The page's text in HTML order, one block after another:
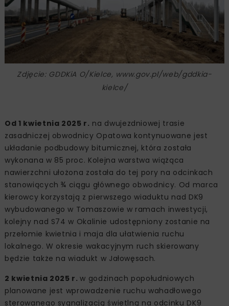
Zdjęcie: GDDKiA O/Kielce, www.gov.pl/web/gddkia-
kielce/
Od 1 kwietnia 2025 r. na dwujezdniowej trasie
zasadniczej obwodnicy Opatowa kontynuowane jest
układanie podbudowy bitumicznej, która została
wykonana w 85 proc. Kolejna warstwa wiążąca
nawierzchni ułożona została do tej pory na odcinkach
stanowiących ¾ ciągu głównego obwodnicy. Od marca
kierowcy korzystają z pierwszego wiaduktu nad DK9
wybudowanego w Tomaszowie w ramach inwestycji,
kolejny nad S74 w Okalinie udostępniony zostanie na
przełomie kwietnia i maja dla ułatwienia ruchu
lokalnego. W okresie wakacyjnym ruch skierowany
będzie także na wiadukt w Jałowęsach.
2 kwietnia 2025 r.w godzinach popołudniowych
planowane jest wprowadzenie ruchu wahadłowego
sterowanego sygnalizacją świetlną na odcinku DK9